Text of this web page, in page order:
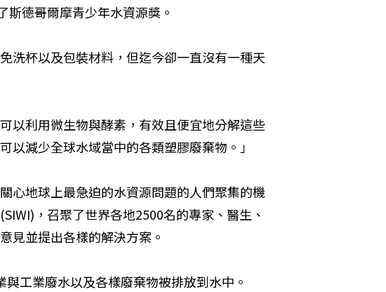
德哥爾摩青少年水資源獎。
洗杯以及包裝材料，但迄今卻一直沒有一種天
以利用微生物與酵素，有效且便宜地分解這些
以減少全球水域當中的各類塑膠廢棄物。」
心地球上最急迫的水資源問題的人們聚集的機
，召聚了世界各地2500名的專家、醫生、
見並提出各樣的解決方案。
工業廢水以及各樣廢棄物被排放到水中。